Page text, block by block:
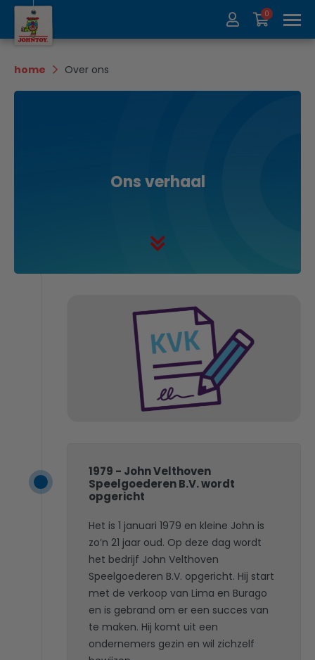
Over ons
Beurzen
0
home Over ons
Ons verhaal
1979 - John Velthoven
Speelgoederen B.V. wordt
opgericht
Het is 1 januari 1979 en kleine John is
zo’n 21 jaar oud. Op deze dag wordt
het bedrijf John Velthoven
Speelgoederen B.V. opgericht. Hij start
met de verkoop van Lima en Burago
en is gebrand om er een succes van
te maken. Hij komt uit een
ondernemers gezin en wil zichzelf